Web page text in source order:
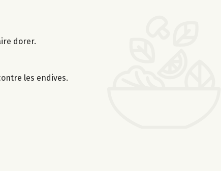
dorer.
les endives.